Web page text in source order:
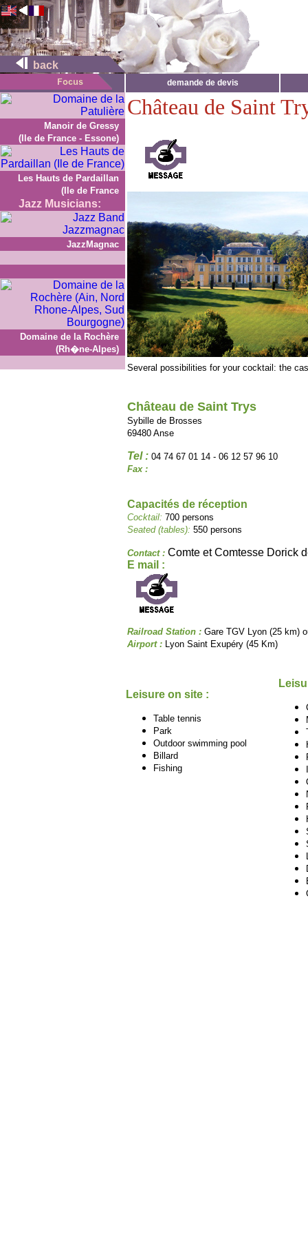
back
demande de devis
Manoir de Gressy
(Ile de France - Essone)
Les Hauts de Pardaillan
(Ile de France
Jazz Musicians:
JazzMagnac
Domaine de la Rochère
(Rh�ne-Alpes)
Château de Saint
Several possibilities for your cocktail: the
Château de Saint Trys
Sybille de Brosses
69480 Anse
Tel : 04 74 67 01 14 - 06 12 57 96 10
Fax :
Capacités de réception
Cocktail: 700 persons
Seated (tables): 550 persons
Contact : Comte et Comtesse Dorick
E mail :
Railroad Station : Gare TGV Lyon (25 km)
Airport : Lyon Saint Exupéry (45 Km)
Leisure on site :
Table tennis
Park
Outdoor swimming pool
Billard
Fishing